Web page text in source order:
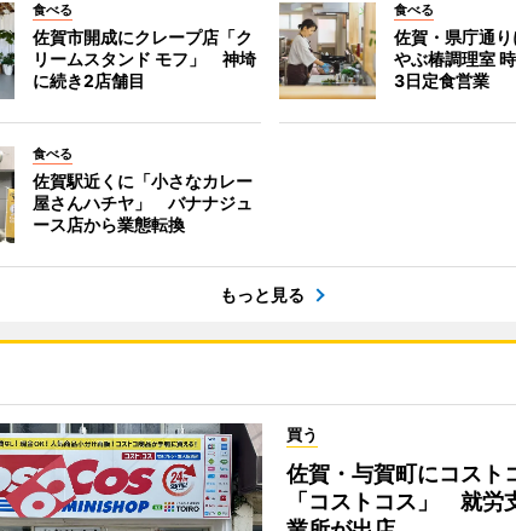
食べる
佐賀市開成にクレープ店「ク
リームスタンド モフ」 神埼
に続き2店舗目
食べる
佐賀・県庁通
やぶ椿調理室
3日定食営業
食べる
佐賀駅近くに「小さなカレー
屋さんハチヤ」 バナナジュ
ース店から業態転換
もっと見る
買う
佐賀・与賀町にコスト
「コストコス」 就労